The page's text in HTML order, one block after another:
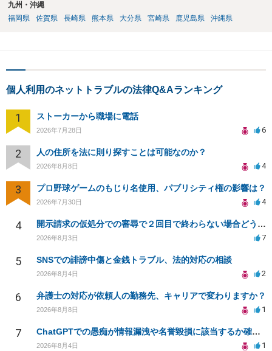
九州・沖縄
福岡県
佐賀県 長崎県 熊本県 大分県 宮崎県 鹿児島県 沖縄県
個人利用のネットトラブルの法律Q&Aランキング
1 ストーカーから職場に電話
2026年7月28日 6
2 人の住所を法に則り探すことは可能なのか？
2026年8月8日 4
3 プロ野球ゲームのもじり名使用、パブリシティ権の影響は？
2026年7月30日 4
4 開示請求の仮処分での審尋で２回目で終わらない場合どうしたらいいですか
2026年8月3日 7
5 SNSでの誹謗中傷と金銭トラブル、法的対応の相談
2026年8月4日 2
6 弁護士の対応が依頼人の勤務先、キャリアで変わりますか？
2026年8月8日 1
7 ChatGPTでの愚痴が情報漏洩や名誉毀損に該当するか確認したい
2026年8月4日 1